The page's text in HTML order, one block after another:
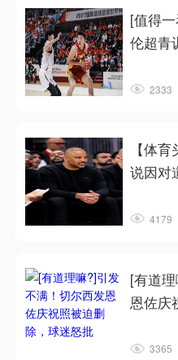
[值得
伦超青
2333
【体
说因对
4179
[有道
恩佐庆
3365